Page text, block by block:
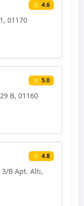
⭐ 4.6
01170
⭐ 5.0
B, 01160
⭐ 4.8
B Apt. Altı,